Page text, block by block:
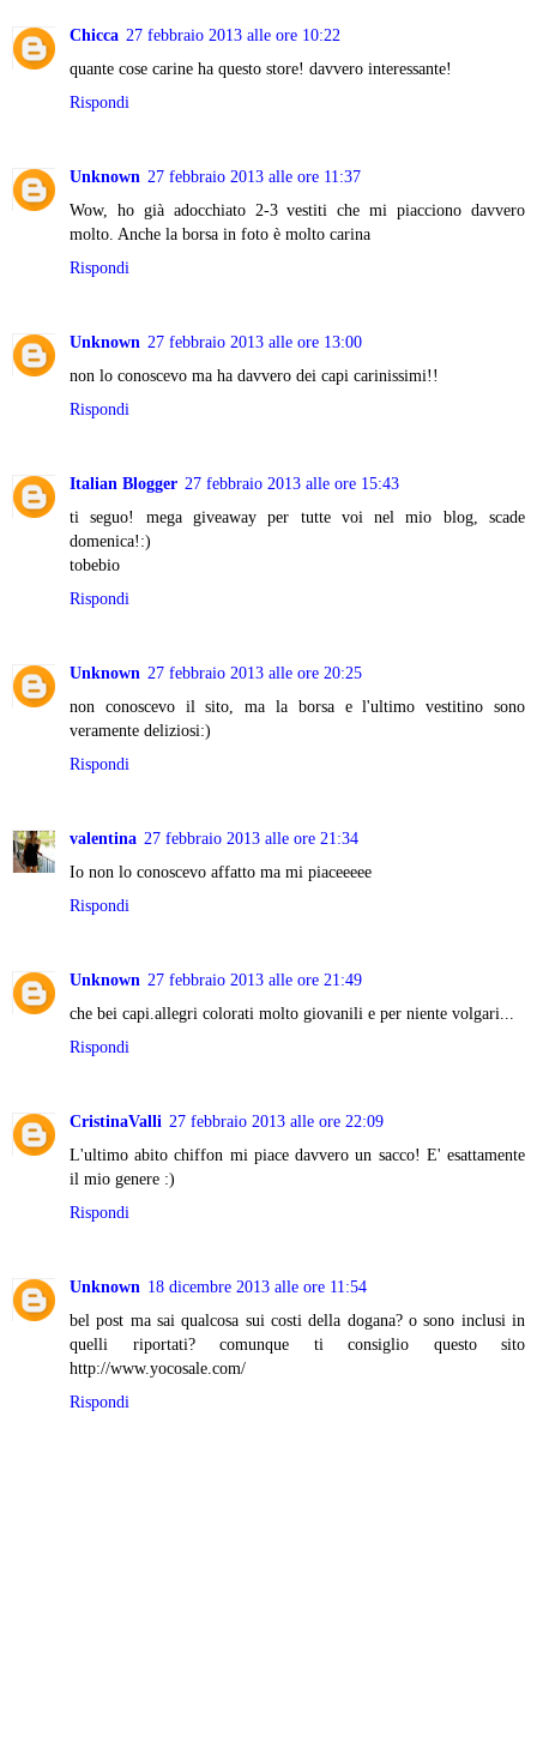
Chicca 27 febbraio 2013 alle ore 10:22
quante cose carine ha questo store! davvero interessante!
Rispondi
Unknown 27 febbraio 2013 alle ore 11:37
Wow, ho già adocchiato 2-3 vestiti che mi piacciono davvero
molto. Anche la borsa in foto è molto carina
Rispondi
Unknown 27 febbraio 2013 alle ore 13:00
non lo conoscevo ma ha davvero dei capi carinissimi!!
Rispondi
Italian Blogger 27 febbraio 2013 alle ore 15:43
ti seguo! mega giveaway per tutte voi nel mio blog, scade
domenica!:)
tobebio
Rispondi
Unknown 27 febbraio 2013 alle ore 20:25
non conoscevo il sito, ma la borsa e l'ultimo vestitino sono
veramente deliziosi:)
Rispondi
valentina 27 febbraio 2013 alle ore 21:34
Io non lo conoscevo affatto ma mi piaceeeee
Rispondi
Unknown 27 febbraio 2013 alle ore 21:49
che bei capi.allegri colorati molto giovanili e per niente volgari...
Rispondi
CristinaValli 27 febbraio 2013 alle ore 22:09
L'ultimo abito chiffon mi piace davvero un sacco! E' esattamente
il mio genere :)
Rispondi
Unknown 18 dicembre 2013 alle ore 11:54
bel post ma sai qualcosa sui costi della dogana? o sono inclusi in
quelli riportati? comunque ti consiglio questo sito
http://www.yocosale.com/
Rispondi